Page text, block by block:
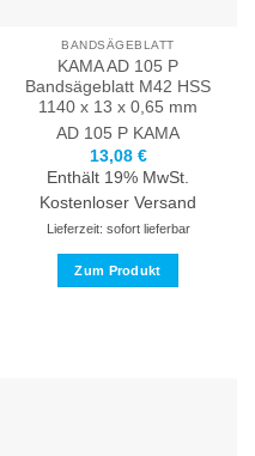
BANDSÄGEBLATT
KAMA AD 105 P
Bandsägeblatt M42 HSS
1140 x 13 x 0,65 mm
AD 105 P KAMA
13,08 €
Enthält 19% MwSt.
Kostenloser Versand
Lieferzeit: sofort lieferbar
Zum Produkt